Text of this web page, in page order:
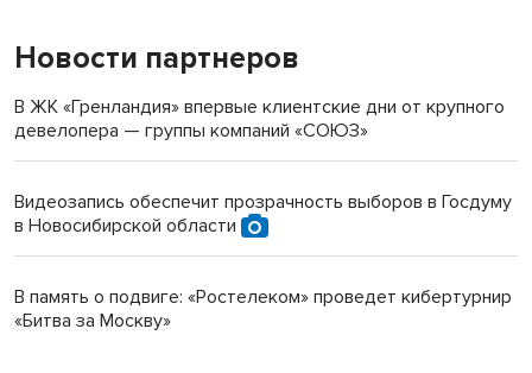
Новости партнеров
В ЖК «Гренландия» впервые клиентские дни от крупного
девелопера — группы компаний «СОЮЗ»
Видеозапись обеспечит прозрачность выборов в Госдуму
в Новосибирской области
В память о подвиге: «Ростелеком» проведет кибертурнир
«Битва за Москву»